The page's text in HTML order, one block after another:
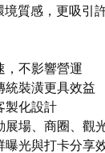
境質感，更吸引
，不影響營運
統裝潢更具效益
製化設計
展場、商圈、觀
曝光與打卡分享